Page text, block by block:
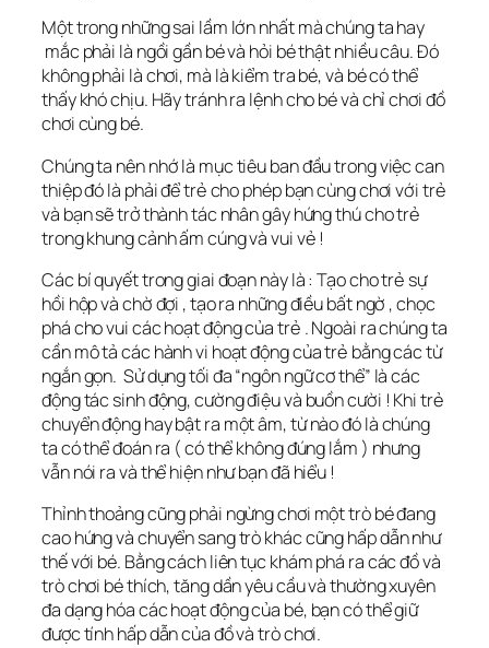
Một trong những sai lầm lớn nhất mà chúng ta hay
mắc phải là ngồi gần bé và hỏi bé thật nhiều câu. Đó
không phải là chơi, mà là kiểm tra bé, và bé có thể
thấy khó chịu. Hãy tránh ra lệnh cho bé và chỉ chơi đồ
chơi cùng bé.
Chúng ta nên nhớ là mục tiêu ban đầu trong việc can
thiệp đó là phải để trẻ cho phép bạn cùng chơi với trẻ
và bạn sẽ trở thành tác nhân gây hứng thú cho trẻ
trong khung cảnh ấm cúng và vui vẻ !
Các bí quyết trong giai đoạn này là : Tạo cho trẻ sự
hồi hộp và chờ đợi , tạo ra những điều bất ngờ , chọc
phá cho vui các hoạt động của trẻ . Ngoài ra chúng ta
cần mô tả các hành vi hoạt động của trẻ bằng các từ
ngắn gọn. Sử dụng tối đa “ngôn ngữ cơ thể” là các
động tác sinh động, cường điệu và buồn cười ! Khi trẻ
chuyển động hay bật ra một âm, từ nào đó là chúng
ta có thể đoán ra ( có thể không đúng lắm ) nhưng
vẫn nói ra và thể hiện như bạn đã hiểu !
Thỉnh thoảng cũng phải ngừng chơi một trò bé đang
cao hứng và chuyển sang trò khác cũng hấp dẫn như
thế với bé. Bằng cách liên tục khám phá ra các đồ và
trò chơi bé thích, tăng dần yêu cầu và thường xuyên
đa dạng hóa các hoạt động của bé, bạn có thể giữ
được tính hấp dẫn của đồ và trò chơi.